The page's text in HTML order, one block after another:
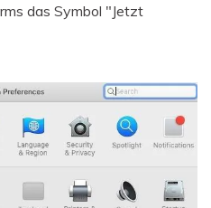
das Symbol "Jetzt